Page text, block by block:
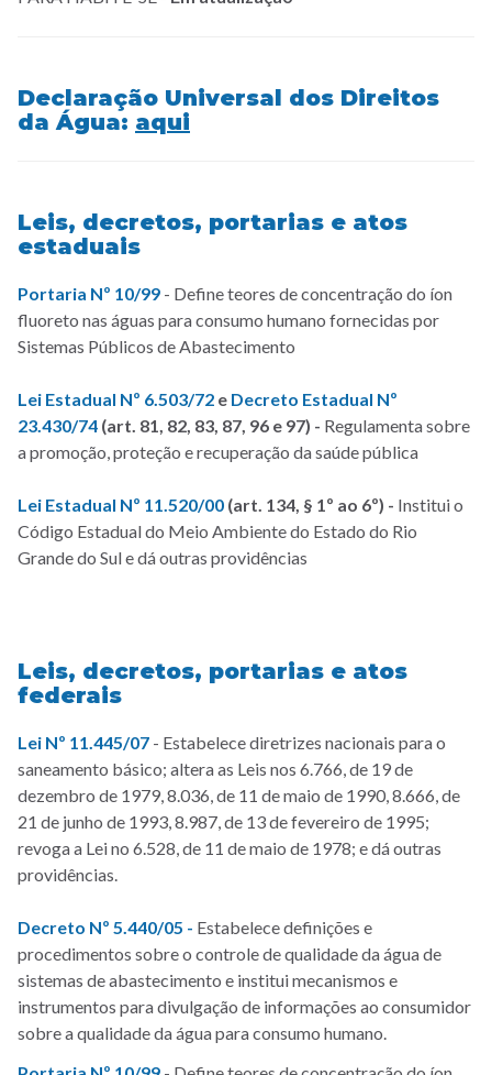
Declaração Universal dos Direitos
da Água: aqui
Leis, decretos, portarias e atos
estaduais
Portaria Nº 10/99 - Define teores de concentração do íon
fluoreto nas águas para consumo humano fornecidas por
Sistemas Públicos de Abastecimento
Lei Estadual Nº 6.503/72 e Decreto Estadual Nº
23.430/74 (art. 81, 82, 83, 87, 96 e 97) - Regulamenta sobre
a promoção, proteção e recuperação da saúde pública
Lei Estadual Nº 11.520/00 (art. 134, § 1º ao 6º) - Institui o
Código Estadual do Meio Ambiente do Estado do Rio
Grande do Sul e dá outras providências
Leis, decretos, portarias e atos
federais
Lei Nº 11.445/07 - Estabelece diretrizes nacionais para o
saneamento básico; altera as Leis nos 6.766, de 19 de
dezembro de 1979, 8.036, de 11 de maio de 1990, 8.666, de
21 de junho de 1993, 8.987, de 13 de fevereiro de 1995;
revoga a Lei no 6.528, de 11 de maio de 1978; e dá outras
providências.
Decreto Nº 5.440/05 - Estabelece definições e
procedimentos sobre o controle de qualidade da água de
sistemas de abastecimento e institui mecanismos e
instrumentos para divulgação de informações ao consumidor
sobre a qualidade da água para consumo humano.